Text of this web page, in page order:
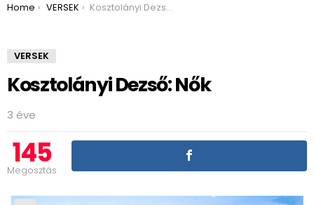
You are here:
Home VERSEK Kosztolányi Dezső: Nők
VERSEK
Kosztolányi Dezső: Nők
3 éve
145
Megosztás